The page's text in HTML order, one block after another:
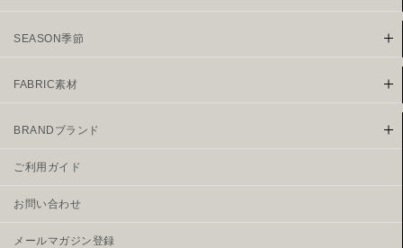
SEASON季節
FABRIC素材
BRANDブランド
ご利用ガイド
お問い合わせ
メールマガジン登録